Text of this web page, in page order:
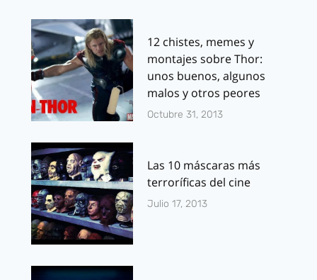
12 chistes, memes y
montajes sobre Thor:
unos buenos, algunos
malos y otros peores
Octubre 31, 2013
Las 10 máscaras más
terroríficas del cine
Julio 17, 2013